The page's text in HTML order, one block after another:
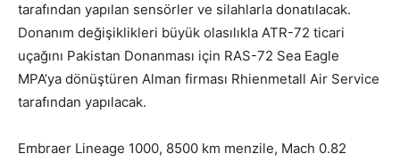
tarafından yapılan sensörler ve silahlarla donatılacak.
Donanım değişiklikleri büyük olasılıkla ATR-72 ticari
uçağını Pakistan Donanması için RAS-72 Sea Eagle
MPA’ya dönüştüren Alman firması Rhienmetall Air Service
tarafından yapılacak.
Embraer Lineage 1000, 8500 km menzile, Mach 0.82